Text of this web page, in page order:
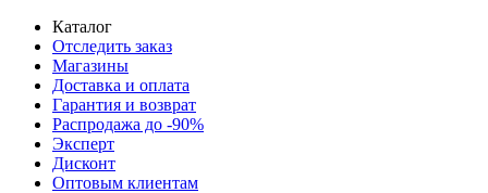
Каталог
Отследить заказ
Магазины
Доставка и оплата
Гарантия и возврат
Распродажа до -90%
Эксперт
Дисконт
Оптовым клиентам